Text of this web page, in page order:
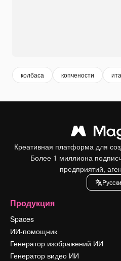
колбаса копчености
Креативная платформа для
Более 1 миллиона
предприятий,
Продукция
Spaces
ИИ-помощник
Генератор изображений ИИ
Генератор видео ИИ